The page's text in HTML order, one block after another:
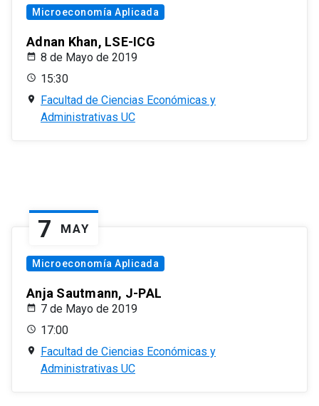
Microeconomía Aplicada
Adnan Khan, LSE-ICG
8 de Mayo de 2019
15:30
Facultad de Ciencias Económicas y
Administrativas UC
7 MAY
Microeconomía Aplicada
Anja Sautmann, J-PAL
7 de Mayo de 2019
17:00
Facultad de Ciencias Económicas y
Administrativas UC